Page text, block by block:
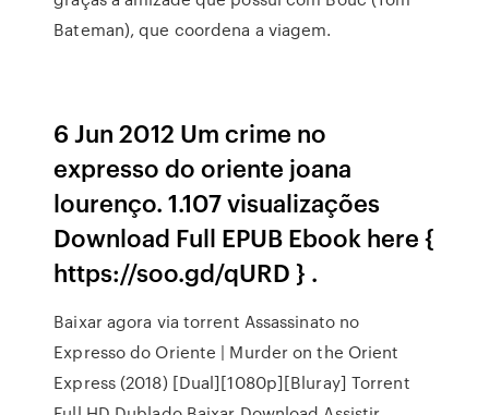
Bateman), que coordena a viagem.
6 Jun 2012 Um crime no
expresso do oriente joana
lourenço. 1.107 visualizações
Download Full EPUB Ebook here {
https://soo.gd/qURD } .
Baixar agora via torrent Assassinato no
Expresso do Oriente | Murder on the Orient
Express (2018) [Dual][1080p][Bluray] Torrent